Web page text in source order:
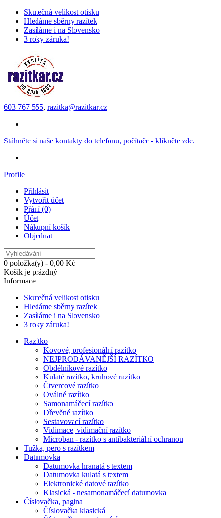
Skutečná velikost otisku
Hledáme sběrny razítek
Zasíláme i na Slovensko
3 roky záruka!
603 767 555, razitka@razitkar.cz
Stáhněte si naše kontakty do telefonu, počítače - klikněte zde.
Profile
Přihlásit
Vytvořit účet
Přání (0)
Účet
Nákupní košík
Objednat
0 položka(y) - 0,00 Kč
Košík je prázdný
Informace
Skutečná velikost otisku
Hledáme sběrny razítek
Zasíláme i na Slovensko
3 roky záruka!
Razítko
Kovové, profesionální razítko
NEJPRODÁVANĚJŠÍ RAZÍTKO
Obdélníkové razítko
Kulaté razítko, kruhové razítko
Čtvercové razítko
Oválné razítko
Samonamáčecí razítko
Dřevěné razítko
Sestavovací razítko
Vidimace, vidimační razítko
Microban - razítko s antibakteriální ochranou
Tužka, pero s razítkem
Datumovka
Datumovka hranatá s textem
Datumovka kulatá s textem
Elektronické datové razítko
Klasická - nesamonamáčecí datumovka
Číslovačka, pagina
Číslovačka klasická